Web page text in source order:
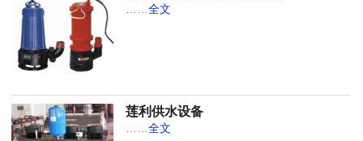
全文
莲利供水设备
全文